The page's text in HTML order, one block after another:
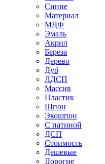
Синие
Материал
МДФ
Эмаль
Акрил
Береза
Дерево
Дуб
ЛДСП
Массив
Пластик
Шпон
Экошпон
С патиной
ДСП
Стоимость
Дешевые
Дорогие